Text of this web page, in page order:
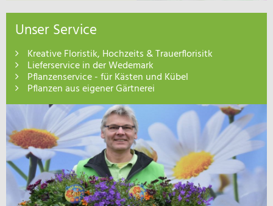
Unser Service
Kreative Floristik, Hochzeits & Trauerflorisitk
Lieferservice in der Wedemark
Pflanzenservice - für Kästen und Kübel
Pflanzen aus eigener Gärtnerei